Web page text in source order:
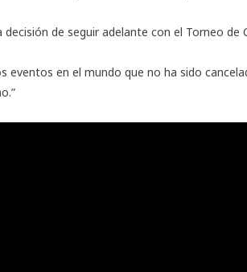
decisión de seguir adelante con el Torneo de
eventos en el mundo que no ha sido